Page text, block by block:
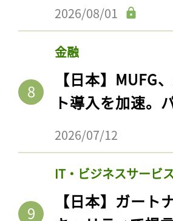
2026/08/01
金融
【日本】MUFG
ト導入を加速。
2026/07/12
IT・ビジネスサービ
【日本】ガー